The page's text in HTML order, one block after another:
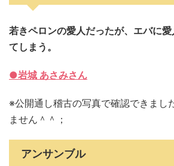
若きペロンの愛人だったが、エバに
てしまう。
●岩城 あさみさん
※公開通し稽古の写真で確認できまし
ません＾＾；
アンサンブル